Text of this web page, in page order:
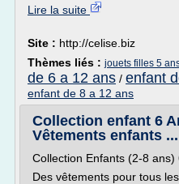
Lire la suite
Site : http://celise.biz
Thèmes liés : jouets filles 5
de 6 a 12 ans / enfant
enfant de 8 a 12 ans
Collection enfant 6
Vêtements enfants ...
Collection Enfants (2-8 ans)
Des vêtements pour tous